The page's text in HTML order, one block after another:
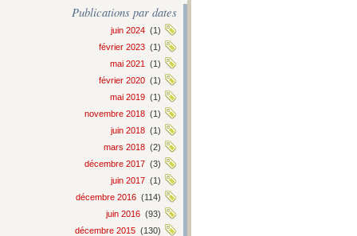
Publications par dates
juin 2024 (1)
février 2023 (1)
mai 2021
(1)
février 2020 (1)
mai 2019 (1)
novembre 2018 (1)
juin 2018 (1)
mars 2018 (2)
décembre 2017 (3)
juin 2017 (1)
décembre 2016 (114)
juin 2016 (93)
décembre 2015 (130)